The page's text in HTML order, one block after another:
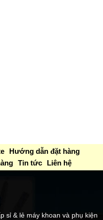
Hướng dẫn đặt hàng
Tin tức Liên hệ
sỉ & lẻ máy khoan và phụ kiện